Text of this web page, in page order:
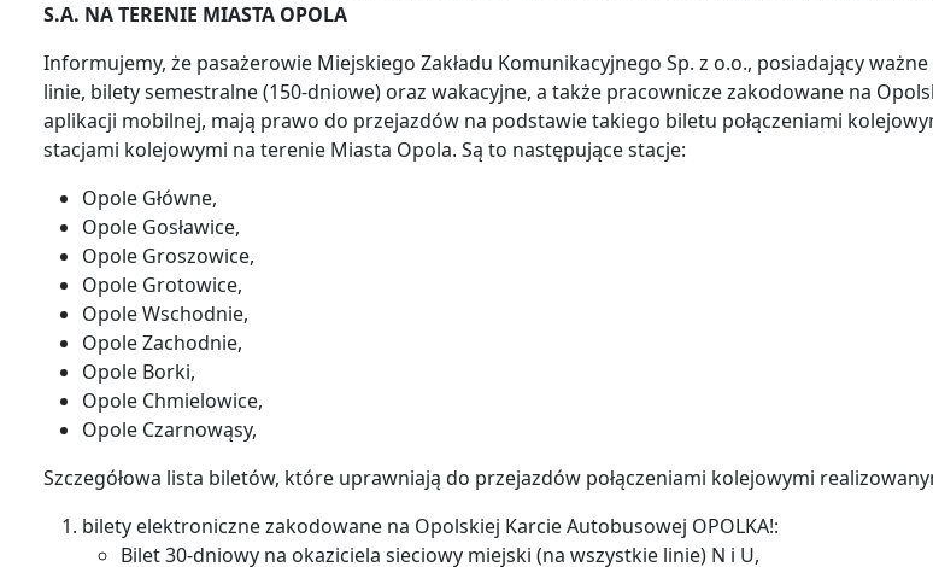
S.A. NA TERENIE MIASTA OPOLA
Informujemy, że pasażerowie Miejskiego Zakładu Komunikacyjnego Sp. z o.o., posiadający
linie, bilety semestralne (150-dniowe) oraz wakacyjne, a także pracownicze zakodowane na
aplikacji mobilnej, mają prawo do przejazdów na podstawie takiego biletu połączeniami
stacjami kolejowymi na terenie Miasta Opola. Są to następujące stacje:
Opole Główne,
Opole Gosławice,
Opole Groszowice,
Opole Grotowice,
Opole Wschodnie,
Opole Zachodnie,
Opole Borki,
Opole Chmielowice,
Opole Czarnowąsy,
Szczegółowa lista biletów, które uprawniają do przejazdów połączeniami kolejowymi
bilety elektroniczne zakodowane na Opolskiej Karcie Autobusowej OPOLKA!:
Bilet 30-dniowy na okaziciela sieciowy miejski (na wszystkie linie) N i U,